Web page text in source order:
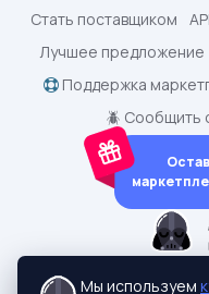
dark.shopping
2015-
Стать поставщиком
API
Лучшее предложение
Поддержка
🪲 Сообщить
Мы используем